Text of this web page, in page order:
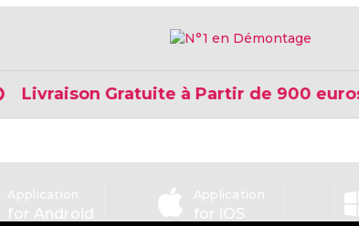
Gratuite à Partir de 900 euros
Application
for Android
Application
for iOS